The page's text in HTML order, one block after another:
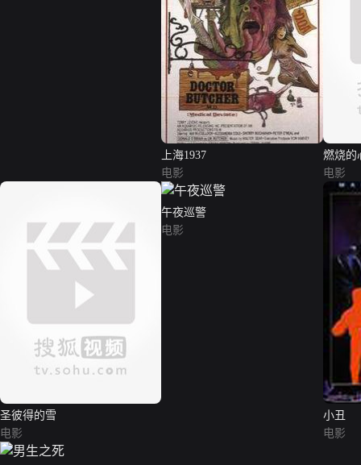
上海1937
电影
燃烧的
电影
圣彼得的雪
电影
午夜巡警
电影
小丑
电影